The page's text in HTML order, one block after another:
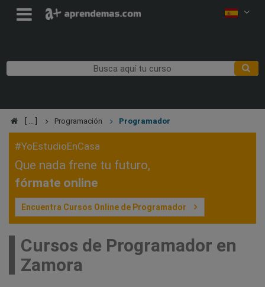
Programación Programador
#YoEstudioEnCasa
Que nada frene tu futuro,
fórmate online
Encuentra Cursos Online de Programador
Cursos de Programador en
Zamora